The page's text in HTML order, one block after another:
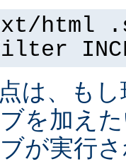
html
は、も
を加え
が実行